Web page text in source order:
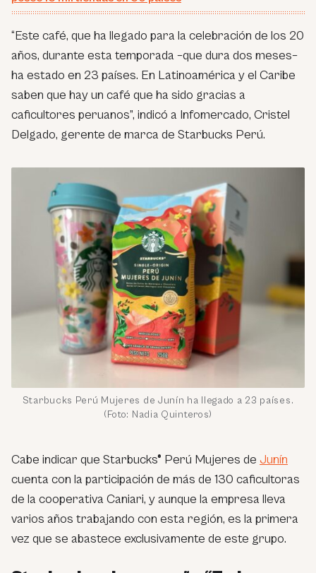
“Este café, que ha llegado para la celebración de los 20
años, durante esta temporada –que dura dos meses–
ha estado en 23 países. En Latinoamérica y el Caribe
saben que hay un café que ha sido gracias a
caficultores peruanos”, indicó a Infomercado, Cristel
Delgado, gerente de marca de Starbucks Perú.
Starbucks Perú Mujeres de Junín ha llegado a 23 países.
(Foto: Nadia Quinteros)
Cabe indicar que Starbucks® Perú Mujeres de Junín
cuenta con la participación de más de 130 caficultoras
de la cooperativa Caniari, y aunque la empresa lleva
varios años trabajando con esta región, es la primera
vez que se abastece exclusivamente de este grupo.